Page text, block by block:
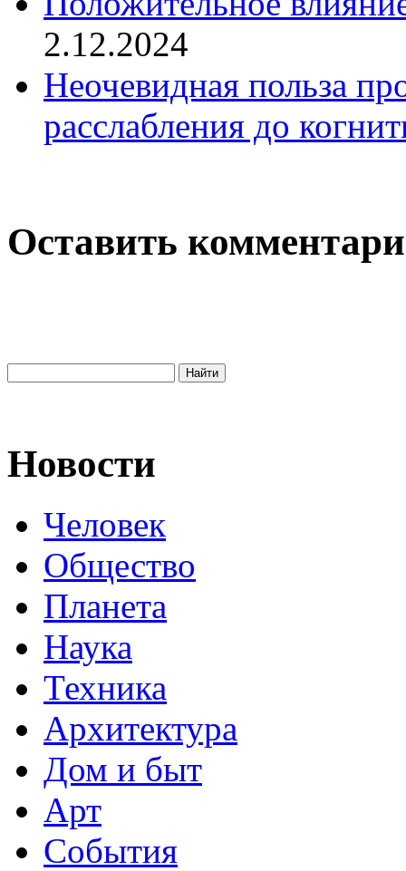
2.12.2024
Неочевидная польза
расслабления до
Оставить
Новости
Человек
Общество
Планета
Наука
Техника
Архитектура
Дом и быт
Арт
События